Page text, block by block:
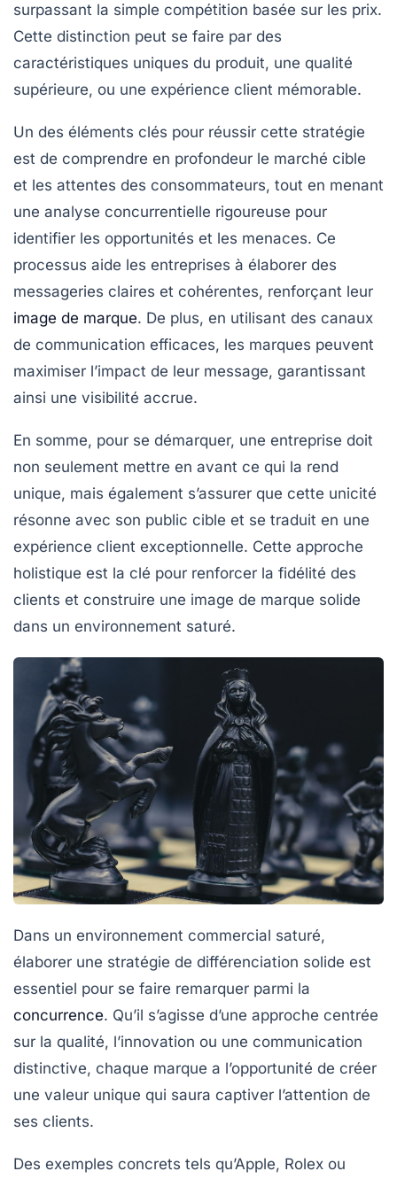
surpassant la simple compétition basée sur les prix.
Cette distinction peut se faire par des
caractéristiques uniques du produit, une qualité
supérieure, ou une expérience client mémorable.
Un des éléments clés pour réussir cette stratégie
est de comprendre en profondeur le marché cible
et les attentes des consommateurs, tout en menant
une analyse concurrentielle rigoureuse pour
identifier les opportunités et les menaces. Ce
processus aide les entreprises à élaborer des
messageries claires et cohérentes, renforçant leur
image de marque. De plus, en utilisant des canaux
de communication efficaces, les marques peuvent
maximiser l’impact de leur message, garantissant
ainsi une visibilité accrue.
En somme, pour se démarquer, une entreprise doit
non seulement mettre en avant ce qui la rend
unique, mais également s’assurer que cette unicité
résonne avec son public cible et se traduit en une
expérience client exceptionnelle. Cette approche
holistique est la clé pour renforcer la fidélité des
clients et construire une image de marque solide
dans un environnement saturé.
Dans un environnement commercial saturé,
élaborer une stratégie de différenciation solide est
essentiel pour se faire remarquer parmi la
concurrence. Qu’il s’agisse d’une approche centrée
sur la qualité, l’innovation ou une communication
distinctive, chaque marque a l’opportunité de créer
une valeur unique qui saura captiver l’attention de
ses clients.
Des exemples concrets tels qu’Apple, Rolex ou